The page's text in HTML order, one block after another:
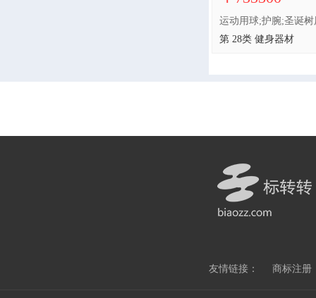
第 28类 健身器材
友情链接： 商标注册